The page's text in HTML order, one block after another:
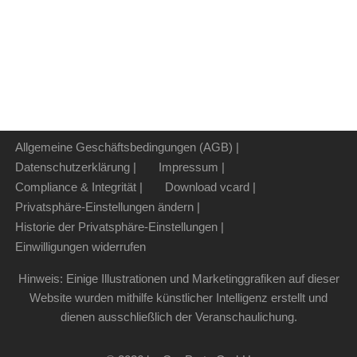
Allgemeine Geschäftsbedingungen (AGB) |
Datenschutzerklärung |
Impressum |
Compliance & Integrität |
Download vcard |
Privatsphäre-Einstellungen ändern |
Historie der Privatsphäre-Einstellungen |
Einwilligungen widerrufen
Hinweis: Einige Illustrationen und Marketinggrafiken auf dieser
Website wurden mithilfe künstlicher Intelligenz erstellt und
dienen ausschließlich der Veranschaulichung.